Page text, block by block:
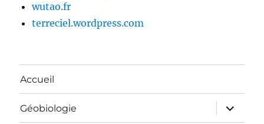
wutao.fr
terreciel.wordpress.com
Accueil
Géobiologie
ouvrir
le